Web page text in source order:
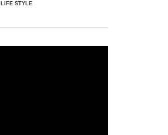
LIFE STYLE